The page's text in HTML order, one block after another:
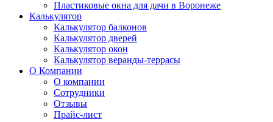
Пластиковые окна для дачи в Воронеже
Калькулятор
Калькулятор балконов
Калькулятор дверей
Калькулятор окон
Калькулятор веранды-террасы
О Компании
О компании
Сотрудники
Отзывы
Прайс-лист